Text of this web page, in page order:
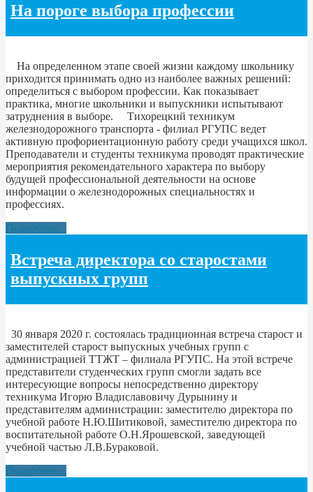
На пороге выбора профессии
На определенном этапе своей жизни каждому школьнику
приходится принимать одно из наиболее важных решений:
определиться с выбором профессии. Как показывает
практика, многие школьники и выпускники испытывают
затруднения в выборе. Тихорецкий техникум
железнодорожного транспорта - филиал РГУПС ведет
активную профориентационную работу среди учащихся школ.
Преподаватели и студенты техникума проводят практические
мероприятия рекомендательного характера по выбору
будущей профессиональной деятельности на основе
информации о железнодорожных специальностях и
профессиях.
Подробнее...
Встреча директора со старостами
выпускных групп
30 января 2020 г. состоялась традиционная встреча старост и
заместителей старост выпускных учебных групп с
администрацией ТТЖТ – филиала РГУПС. На этой встрече
представители студенческих групп смогли задать все
интересующие вопросы непосредственно директору
техникума Игорю Владиславовичу Дурынину и
представителям администрации: заместителю директора по
учебной работе Н.Ю.Шитиковой, заместителю директора по
воспитательной работе О.Н.Ярошевской, заведующей
учебной частью Л.В.Бураковой.
Подробнее...